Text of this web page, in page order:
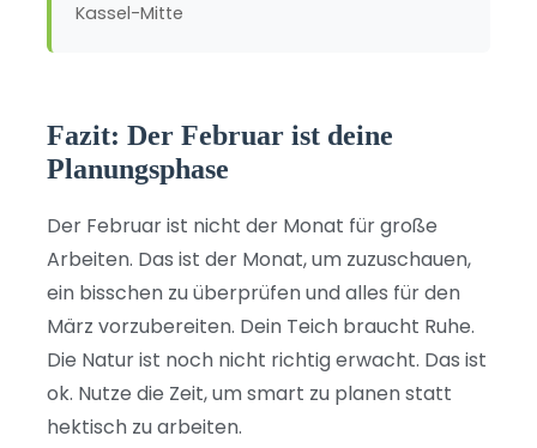
Kassel-Mitte
Fazit: Der Februar ist deine
Planungsphase
Der Februar ist nicht der Monat für große
Arbeiten. Das ist der Monat, um zuzuschauen,
ein bisschen zu überprüfen und alles für den
März vorzubereiten. Dein Teich braucht Ruhe.
Die Natur ist noch nicht richtig erwacht. Das ist
ok. Nutze die Zeit, um smart zu planen statt
hektisch zu arbeiten.